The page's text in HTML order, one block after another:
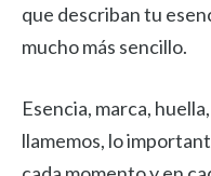
que describan tu
mucho más sencillo.
Esencia, marca,
llamemos, lo